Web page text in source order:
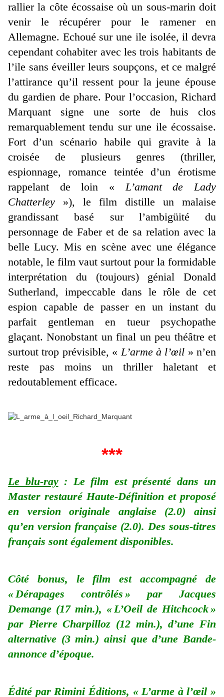
rallier la côte écossaise où un sous-marin doit
venir le récupérer pour le ramener en
Allemagne. Echoué sur une ile isolée, il devra
cependant cohabiter avec les trois habitants de
l’ile sans éveiller leurs soupçons, et ce malgré
l’attirance qu’il ressent pour la jeune épouse
du gardien de phare. Pour l’occasion, Richard
Marquant signe une sorte de huis clos
remarquablement tendu sur une ile écossaise.
Fort d’un scénario habile qui gravite à la
croisée de plusieurs genres (thriller,
espionnage, romance teintée d’un érotisme
rappelant de loin «L’amant de Lady
Chatterley »), le film distille un malaise
grandissant basé sur l’ambigüité du
personnage de Faber et de sa relation avec la
belle Lucy. Mis en scène avec une élégance
notable, le film vaut surtout pour la formidable
interprétation du (toujours) génial Donald
Sutherland, impeccable dans le rôle de cet
espion capable de passer en un instant du
parfait gentleman en tueur psychopathe
glaçant. Nonobstant un final un peu théâtre et
surtout trop prévisible, «L’arme à l’œil » n’en
reste pas moins un thriller haletant et
redoutablement efficace.
***
Le blu-ray: Le film est présenté dans un
Master restauré Haute-Définition et proposé
en version originale anglaise (2.0) ainsi
qu’en version française (2.0). Des sous-titres
français sont également disponibles.
Côté bonus, le film est accompagné de
« Dérapages contrôlés » par Jacques
Demange (17 min.), « L’Oeil de Hitchcock »
par Pierre Charpilloz (12 min.), d’une Fin
alternative (3 min.) ainsi que d’une Bande-
annonce d’époque.
Édité par Rimini Éditions, « L’arme à l’œil »